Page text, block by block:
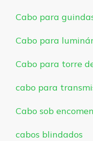
Cabo para
Cabo para
Cabo para torre
cabo para
Cabo sob
cabos blindados